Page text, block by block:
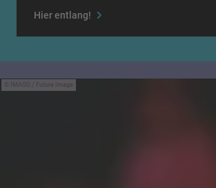
Hier entlang!
IMAGO / Future Image